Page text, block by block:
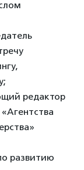
редактор
развитию